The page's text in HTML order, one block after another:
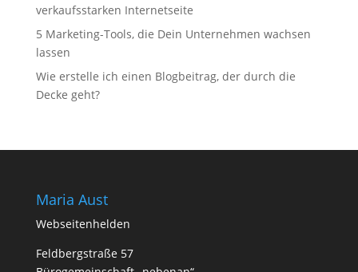
verkaufsstarken Internetseite
5 Marketing-Tools, die Dein Unternehmen wachsen
lassen
Wie erstelle ich einen Blogbeitrag, der durch die
Decke geht?
Maria Aust
Webseitenhelden
Feldbergstraße 57